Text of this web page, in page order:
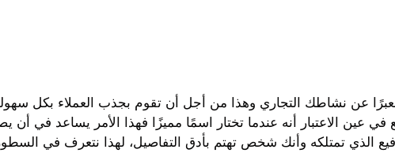
عن نشاطك التجاري وهذا من أجل أن تقوم بجذب العملاء بكل سهولة،
الاعتبار أنه عندما تختار اسمًا مميزًا فهذا الأمر يساعد في أن
الذي تمتلكه وأنك شخص تهتم بأدق التفاصيل، لهذا نتعرف في